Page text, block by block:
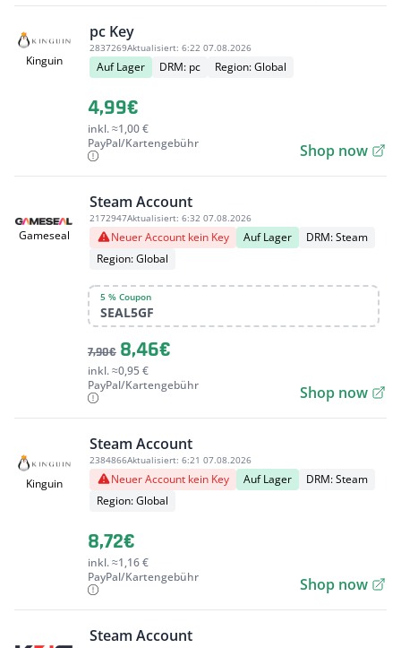
Kinguin
pc Key
2837269Aktualisiert: 6:22 07.08.2026
Auf Lager DRM: pc Region: Global
4,99€
inkl. ≈1,00 €
PayPal/Kartengebühr
Shop now
Gameseal
Steam Account
2172947Aktualisiert: 6:32 07.08.2026
Neuer Account kein Key Auf Lager
DRM: Steam
Region: Global
5 % Coupon
SEAL5GF
7,90€ 8,46€
inkl. ≈0,95 €
PayPal/Kartengebühr
Shop now
Kinguin
Steam Account
2384866Aktualisiert: 6:21 07.08.2026
Neuer Account kein Key Auf Lager
DRM: Steam
Region: Global
8,72€
inkl. ≈1,16 €
PayPal/Kartengebühr
Shop now
Steam Account